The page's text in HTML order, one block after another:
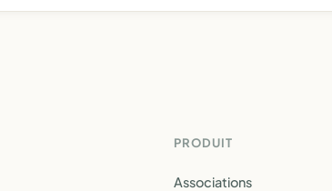
PRODUIT
Associations